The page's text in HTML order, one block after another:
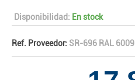
Disponibilidad: En stock
Ref. Proveedor: SR-696 RAL 6009